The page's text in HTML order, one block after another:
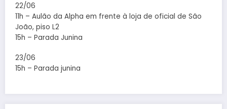
22/06
11h – Aulão da Alpha em frente à loja de oficial de São
João, piso L2
15h – Parada Junina
23/06
15h – Parada junina